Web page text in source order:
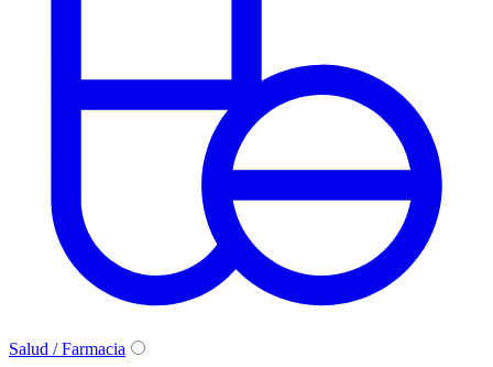
Salud / Farmacia